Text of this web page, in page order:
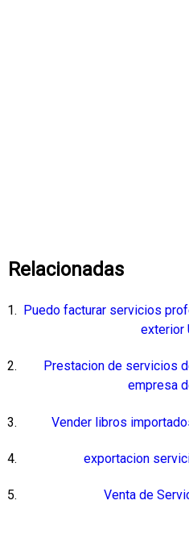
Relacionadas
Puedo facturar servicios
exterior
Prestacion de servicios
empresa
Vender libros
exportacion
Venta de